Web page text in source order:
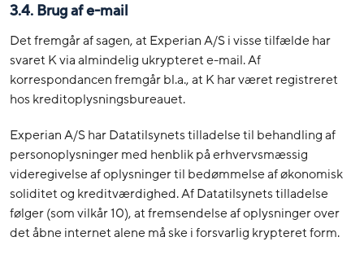
3.4. Brug af e-mail
Det fremgår af sagen, at Experian A/S i visse tilfælde har
svaret K via almindelig ukrypteret e-mail. Af
korrespondancen fremgår bl.a., at K har været registreret
hos kreditoplysningsbureauet.
Experian A/S har Datatilsynets tilladelse til behandling af
personoplysninger med henblik på erhvervsmæssig
videregivelse af oplysninger til bedømmelse af økonomisk
soliditet og kreditværdighed. Af Datatilsynets tilladelse
følger (som vilkår 10), at fremsendelse af oplysninger over
det åbne internet alene må ske i forsvarlig krypteret form.